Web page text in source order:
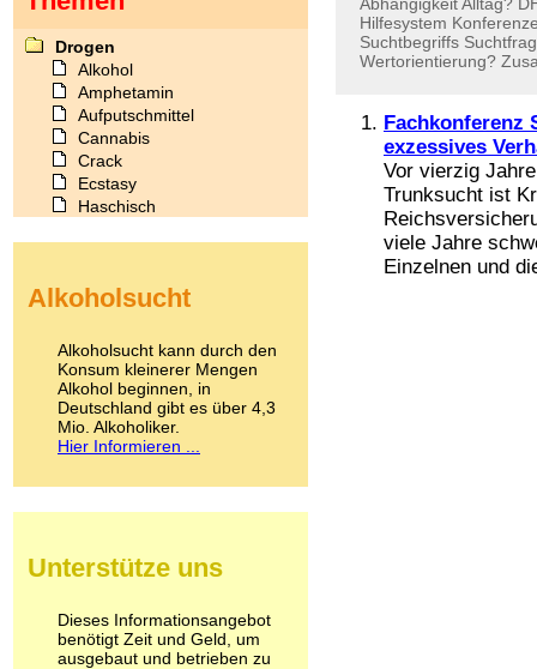
Hilfesystem
Suchtbegriffs
Wertorientierung?
Fachkonferenz
exzessives
Vor vierzig
Trunksucht ist
viele Jahre
Einzelnen und
Drogen
Alkohol
Amphetamin
Aufputschmittel
Cannabis
Crack
Ecstasy
Haschisch
Kokain
LSD
Marihuana
Medikamente
Meskalin
Metamphetamin
Methadon
Pilze
Psychopharmaka
Schlafmittel
Schmerzmittel
Alkoholsucht
Alkoholsucht kann durch den
Konsum kleinerer Mengen
Alkohol beginnen, in
Deutschland gibt es über 4,3
Mio. Alkoholiker.
Hier Informieren ...
Unterstütze uns
Dieses Informationsangebot
benötigt Zeit und Geld, um
ausgebaut und betrieben zu